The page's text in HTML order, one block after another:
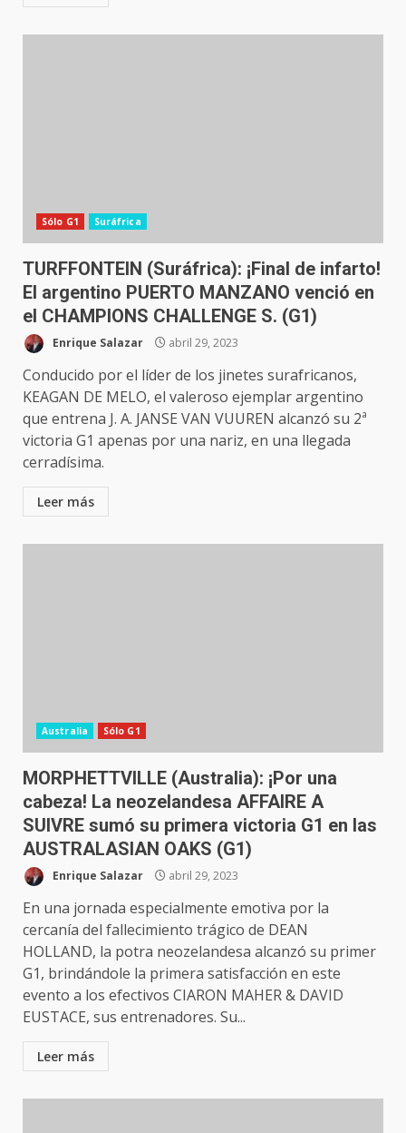
Sólo G1 Suráfrica
TURFFONTEIN (Suráfrica): ¡Final de infarto!
El argentino PUERTO MANZANO venció en
el CHAMPIONS CHALLENGE S. (G1)
Enrique Salazar abril 29, 2023
Conducido por el líder de los jinetes surafricanos,
KEAGAN DE MELO, el valeroso ejemplar argentino
que entrena J. A. JANSE VAN VUUREN alcanzó su 2ª
victoria G1 apenas por una nariz, en una llegada
cerradísima.
Leer más
Australia Sólo G1
MORPHETTVILLE (Australia): ¡Por una
cabeza! La neozelandesa AFFAIRE A
SUIVRE sumó su primera victoria G1 en las
AUSTRALASIAN OAKS (G1)
Enrique Salazar abril 29, 2023
En una jornada especialmente emotiva por la
cercanía del fallecimiento trágico de DEAN
HOLLAND, la potra neozelandesa alcanzó su primer
G1, brindándole la primera satisfacción en este
evento a los efectivos CIARON MAHER & DAVID
EUSTACE, sus entrenadores. Su...
Leer más